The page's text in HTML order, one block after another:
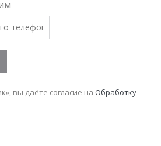
вы даёте согласие на Обработку